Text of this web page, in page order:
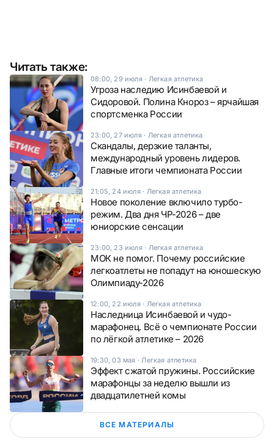
Читать также:
08:00, 29 июля· Легкая атлетика
Угроза наследию Исинбаевой и
Сидоровой. Полина Кнороз – ярчайшая
спортсменка России
23:00, 27 июля· Легкая атлетика
Скандалы, дерзкие таланты,
международный уровень лидеров.
Главные итоги чемпионата России
21:05, 24 июля· Легкая атлетика
Новое поколение включило турбо-
режим. Два дня ЧР-2026 – две
юниорские сенсации
23:00, 23 июля· Легкая атлетика
МОК не помог. Почему российские
легкоатлеты не попадут на юношескую
Олимпиаду-2026
12:00, 22 июля· Легкая атлетика
Наследница Исинбаевой и чудо-
марафонец. Всё о чемпионате России
по лёгкой атлетике – 2026
19:30, 03 мая ·Легкая атлетика
Эффект сжатой пружины. Российские
марафонцы за неделю вышли из
двадцатилетней комы
ВСЕ МАТЕРИАЛЫ